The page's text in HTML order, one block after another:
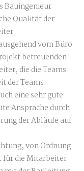
Bauingenieur
Qualität der
vom Büro
betreuenden
die die Teams
der Teams
eine sehr gute
Ansprache durch
der Abläufe auf
von Ordnung
für die Mitarbeiter